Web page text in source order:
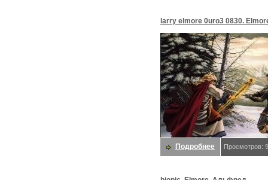
larry elmore 0uro3 0830.
Ларри
Подробнее Просмотров: